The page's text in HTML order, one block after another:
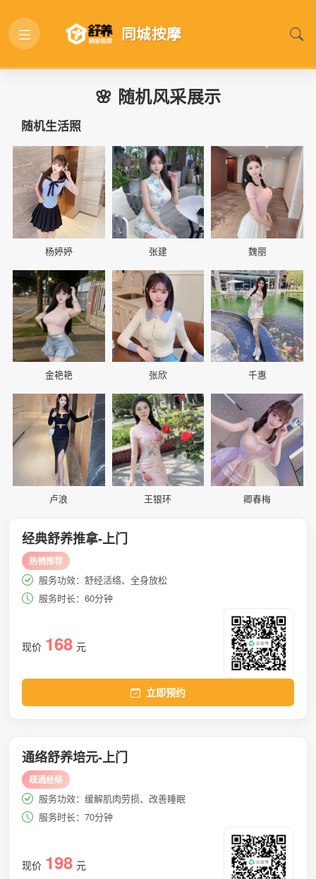
同城按摩
🌸 随机风采展示
随机生活照
📷
杨婷婷
📷
张建
📷
魏丽
📷
金艳艳
📷
张欣
📷
千惠
📷
卢浪
📷
王银环
📷
卿春梅
经典舒养推拿-上门
热销推荐
服务功效：舒经活络、全身放松
服务时长：60分钟
现价 168 元
立即预约
通络舒养培元-上门
疏通经络
服务功效：缓解肌肉劳损、改善睡眠
服务时长：70分钟
现价 198 元